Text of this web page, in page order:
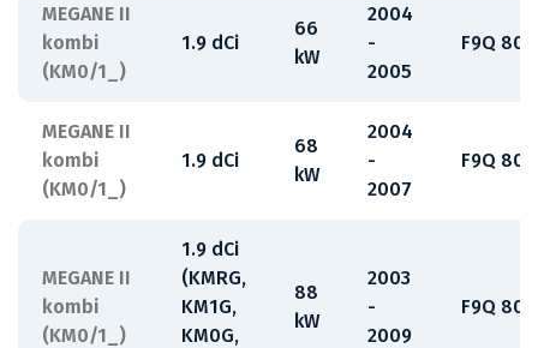
MEGANE II
kombi
(KM0/1_)
1.9 dCi
66
kW
2004
-
2005
F9Q 808
MEGANE II
kombi
(KM0/1_)
1.9 dCi
68
kW
2004
-
2007
F9Q 808
MEGANE II
kombi
(KM0/1_)
1.9 dCi
(KMRG,
KM1G,
KM0G,
88
kW
2003
-
2009
F9Q 800